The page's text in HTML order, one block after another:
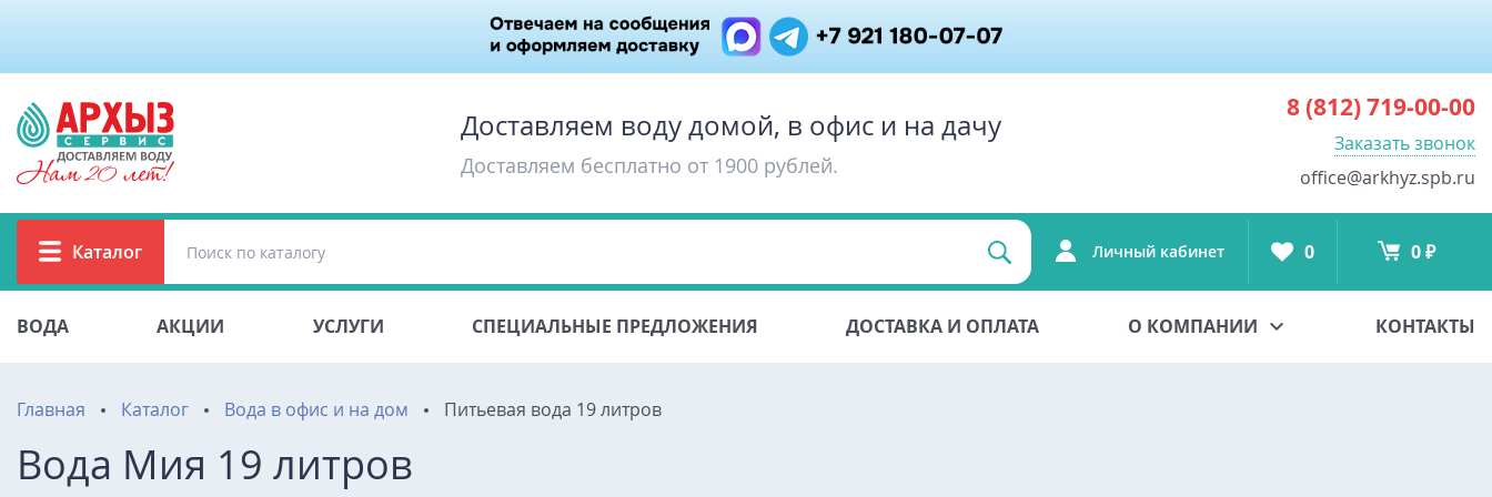
Доставляем воду домой, в офис и на дачу
Доставляем бесплатно от 1900 рублей.
8 (812)719-00-00
Заказать звонок
office@arkhyz.spb.ru
Каталог Личный кабинет 0 0 ₽
ВОДА АКЦИИ УСЛУГИ СПЕЦИАЛЬНЫЕ ПРЕДЛОЖЕНИЯ ДОСТАВКА И ОПЛАТА О КОМПАНИИ КОНТАКТЫ
Главная Каталог Вода в офис и на дом Питьевая вода 19 литров
Вода Мия 19 литров